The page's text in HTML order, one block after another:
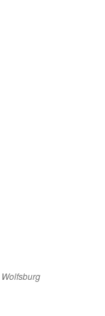
Wolfsburg